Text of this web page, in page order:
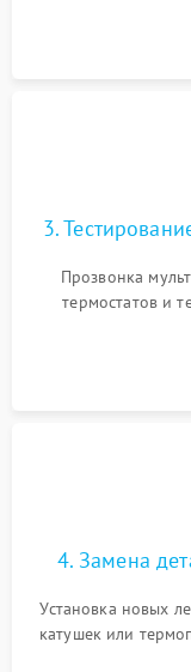
сенсорного блока
3.
Прозвонка
термостатов и
модуля, реле,
индукции).
4. Замена
Установка новых
катушек или